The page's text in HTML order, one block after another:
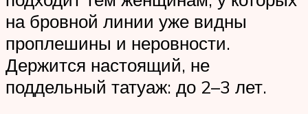
на бровной линии уже видны
проплешины и неровности.
Держится настоящий, не
поддельный татуаж: до 2–3 лет.